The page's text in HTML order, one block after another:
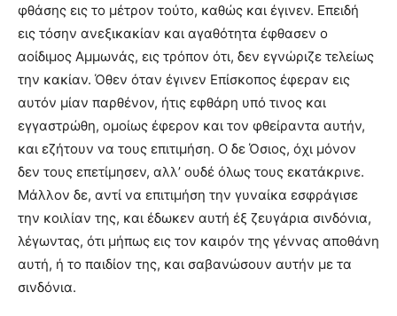
φθάσης εις το μέτρον τούτο, καθώς και έγινεν. Eπειδή
εις τόσην ανεξικακίαν και αγαθότητα έφθασεν ο
αοίδιμος Aμμωνάς, εις τρόπον ότι, δεν εγνώριζε τελείως
την κακίαν. Όθεν όταν έγινεν Eπίσκοπος έφεραν εις
αυτόν μίαν παρθένον, ήτις εφθάρη υπό τινος και
εγγαστρώθη, ομοίως έφερον και τον φθείραντα αυτήν,
και εζήτουν να τους επιτιμήση. O δε Όσιος, όχι μόνον
δεν τους επετίμησεν, αλλ’ ουδέ όλως τους εκατάκρινε.
Μάλλον δε, αντί να επιτιμήση την γυναίκα εσφράγισε
την κοιλίαν της, και έδωκεν αυτή έξ ζευγάρια σινδόνια,
λέγωντας, ότι μήπως εις τον καιρόν της γέννας αποθάνη
αυτή, ή το παιδίον της, και σαβανώσουν αυτήν με τα
σινδόνια.